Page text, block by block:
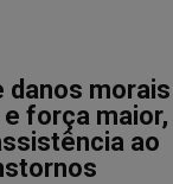
danos morais
força maior,
ao